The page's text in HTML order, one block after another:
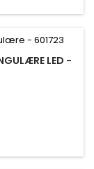
LED -